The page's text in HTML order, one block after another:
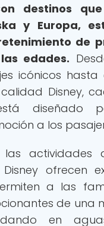
destinos
y Europa,
de
edades.
icónicos hasta
Disney,
diseñado
a los
las actividades
ofrecen
a las
de una
en